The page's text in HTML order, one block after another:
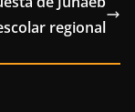
regional